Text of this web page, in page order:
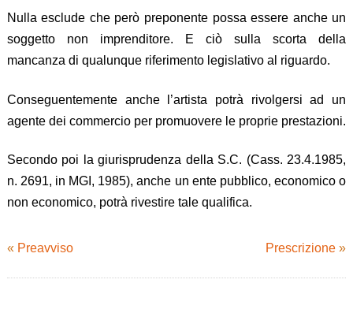
Nulla esclude che però preponente possa essere anche un
soggetto non imprenditore. E ciò sulla scorta della
mancanza di qualunque riferimento legislativo al riguardo.
Conseguentemente anche l’artista potrà rivolgersi ad un
agente dei commercio per promuovere le proprie prestazioni.
Secondo poi la giurisprudenza della S.C. (Cass. 23.4.1985,
n. 2691, in MGI, 1985), anche un ente pubblico, economico o
non economico, potrà rivestire tale qualifica.
« Preavviso Prescrizione »